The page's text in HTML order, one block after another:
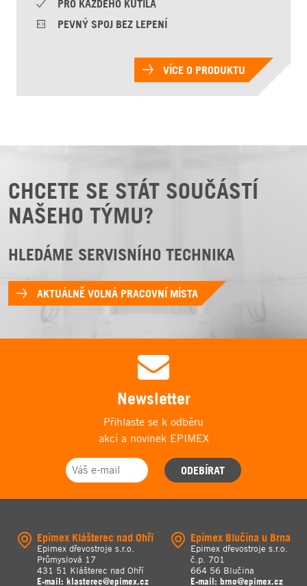
PRO KAŽDÉHO KUTILA
PEVNÝ SPOJ BEZ LEPENÍ
VÍCE O PRODUKTU
CHCETE SE STÁT SOUČÁSTÍ
NAŠEHO TÝMU?
HLEDÁME SERVISNÍHO TECHNIKA
AKTUÁLNĚ VOLNÁ PRACOVNÍ MÍSTA
Newsletter
Přihlaste se k odběru
akcí a novinek EPIMEX
ODEBÍRAT
Epimex Klášterec nad Ohří
Epimex dřevostroje s.r.o.
Průmyslová 17
431 51 Klášterec nad Ohří
E-mail: klasterec@epimex.cz
Epimex Blučina u Brna
Epimex dřevostroje s.r.o.
č.p. 701
664 56 Blučina
E-mail: brno@epimex.cz